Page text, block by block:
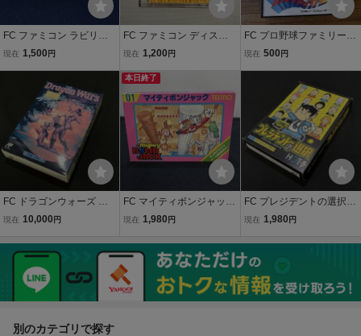
FC ファミコン ラビリン
ス 魔王の迷宮 箱付き 取説
Bowie レトロゲーム (0
8068米)
現在 1,500 円
FC ファミコン ディスク
システム ディスクカード /
現在 1,200 円
FC プロ野球ファミリース
タジアム 87年度版 ファミ
現在 500 円
FC ドラゴンウォーズ 箱
付 取説付 ファミコンソフ
品 (08068米
現在 10,000 円
本日終了
FC マイティボンジャック
箱付 取説付 ファミコンソ
(08028米
現在 1,980 円
FC プレジデントの選択
箱付 取説付 ファミコンソ
(08068米
現在 1,980 円
別のカテゴリで探す